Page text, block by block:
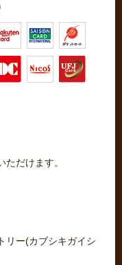
だけます。
ー(カブシキガイシ